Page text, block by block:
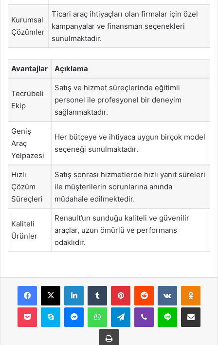
Kurumsal
Çözümler
Ticari araç ihtiyaçları olan firmalar için özel
kampanyalar ve finansman seçenekleri
sunulmaktadır.
Avantajlar Açıklama
Tecrübeli
Ekip
Satış ve hizmet süreçlerinde eğitimli
personel ile profesyonel bir deneyim
sağlanmaktadır.
Geniş
Araç
Yelpazesi
Her bütçeye ve ihtiyaca uygun birçok model
seçeneği sunulmaktadır.
Hızlı
Çözüm
Süreçleri
Satış sonrası hizmetlerde hızlı yanıt süreleri
ile müşterilerin sorunlarına anında
müdahale edilmektedir.
Kaliteli
Ürünler
Renault’un sunduğu kaliteli ve güvenilir
araçlar, uzun ömürlü ve performans
odaklıdır.
Facebook
X LinkedInTumblr PinterestReddit VKontakte
Pocket Skype MessengerWhatsAppTelegramViber Line E-Posta ile
Yazdır